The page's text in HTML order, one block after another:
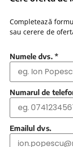
Completează
sau cerere de
Numele dvs. *
Numarul de
Emailul dvs.